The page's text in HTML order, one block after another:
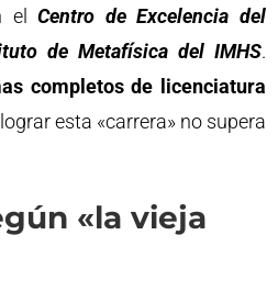
elCentro de Excelencia del
de Metafísica del IMHS.
completos de licenciatura
esta «carrera» no supera
«la vieja